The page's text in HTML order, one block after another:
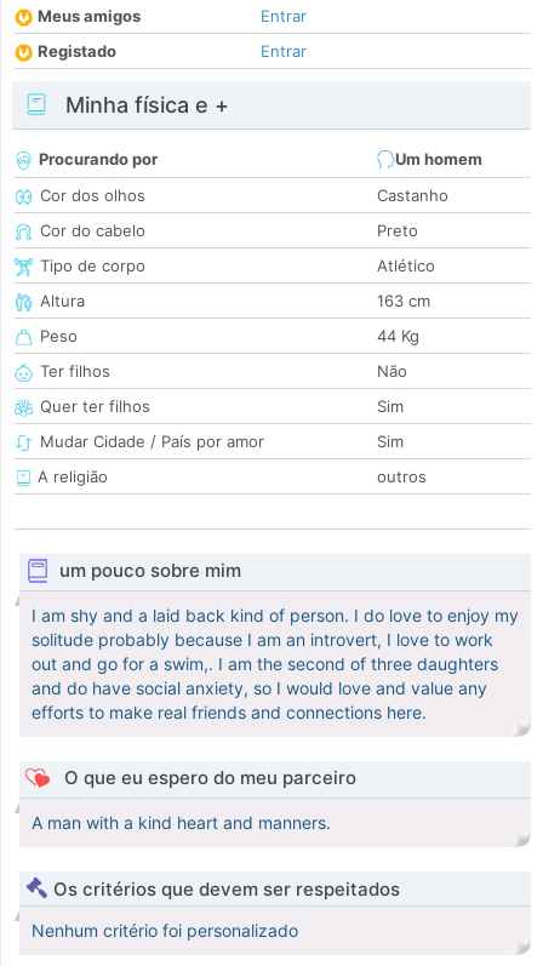
Meus amigos
Entrar
Registado
Entrar
Minha física e +
Procurando por
Um homem
Cor dos olhos
Castanho
Cor do cabelo
Preto
Tipo de corpo
Atlético
Altura
163 cm
Peso
44 Kg
Ter filhos
Não
Quer ter filhos
Sim
Mudar Cidade / País por amor
Sim
A religião
outros
um pouco sobre mim
I am shy and a laid back kind of person. I do love to enjoy my
solitude probably because I am an introvert, I love to work
out and go for a swim,. I am the second of three daughters
and do have social anxiety, so I would love and value any
efforts to make real friends and connections here.
O que eu espero do meu parceiro
A man with a kind heart and manners.
Os critérios que devem ser respeitados
Nenhum critério foi personalizado